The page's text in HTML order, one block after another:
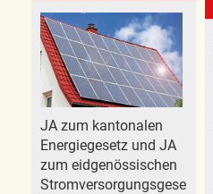
JA zum kantonalen
Energiegesetz und JA
zum eidgenössischen
Stromversorgungsgese